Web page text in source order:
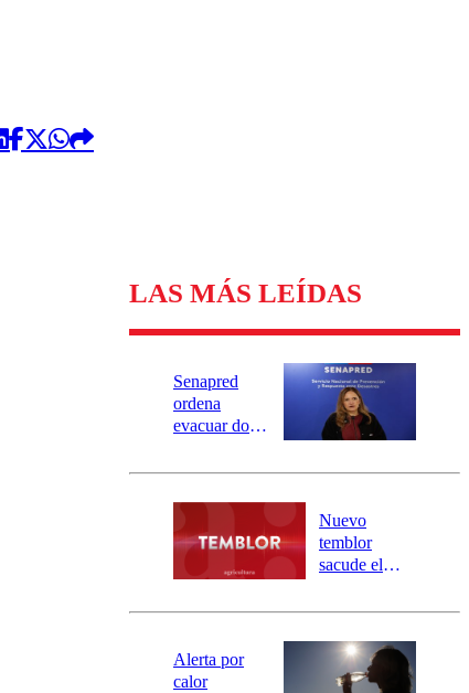
LAS MÁS LEÍDAS
Senapred
ordena
evacuar dos
Carahue por
río Damas:
activa
mensajería
SAE
Nuevo
temblor
sacude el
revisa la
epicentro
Alerta por
calor